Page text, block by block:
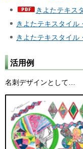
きよたテキス
きよたテキスタイル
きよたテキスタイル
活用例
名刺デザインとして…